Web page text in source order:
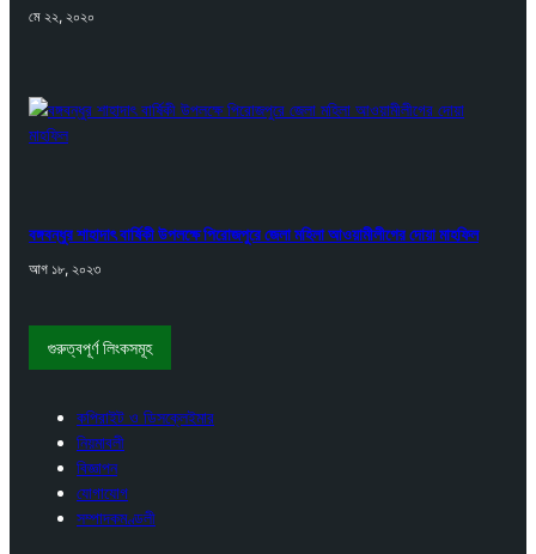
মে ২২, ২০২০
বঙ্গবন্ধুর শাহাদাৎ বার্ষিকী উপলক্ষে পিরোজপুরে জেলা মহিলা আওয়ামীলীগের দোয়া মাহফিল
আগ ১৮, ২০২৩
গুরুত্বপূর্ণ লিংকসমূহ
কপিরাইট ও ডিসক্লেইমার
নিয়মাবলী
বিজ্ঞাপন
যোগাযোগ
সম্পাদকমণ্ডলী